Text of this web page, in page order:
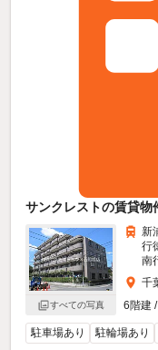
サンクレストの賃貸物
すべての写真
新
行
南
千
6階建
駐車場あり 駐輪場あり